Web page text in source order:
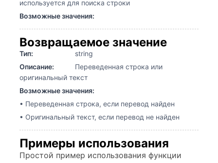
используется для поиска строки
Возможные значения:
Возвращаемое значение
Тип:
string
Описание:
Переведенная строка или
оригинальный текст
Возможные значения:
• Переведенная строка, если перевод найден
• Оригинальный текст, если перевод не найден
Примеры использования
Простой пример использования функции